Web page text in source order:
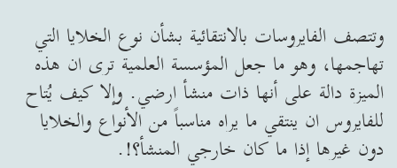
وتتصف الفايروسات بالانتقائية بشأن نوع الخلايا التي
تهاجمها، وهو ما جعل المؤسسة العلمية ترى ان هذه
الميزة دالة على أنها ذات منشأ ارضي. وإلا كيف يُتاح
للفايروس ان ينتقي ما يراه مناسباً من الأنواع والخلايا
دون غيرها إذا ما كان خارجي المنشأ؟!.